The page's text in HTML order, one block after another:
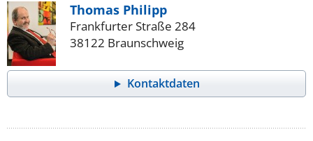
Thomas Philipp
Frankfurter Straße 284
38122 Braunschweig
Kontaktdaten